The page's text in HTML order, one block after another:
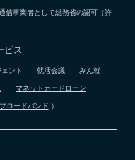
信事業者として総務省の認可（許